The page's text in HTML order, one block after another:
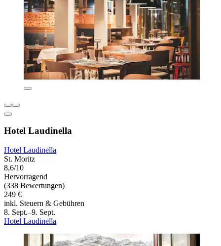
Hotel Laudinella
Hotel Laudinella
St. Moritz
8,6/10
Hervorragend
(338 Bewertungen)
249 €
inkl. Steuern & Gebühren
8. Sept.–9. Sept.
Hotel Laudinella